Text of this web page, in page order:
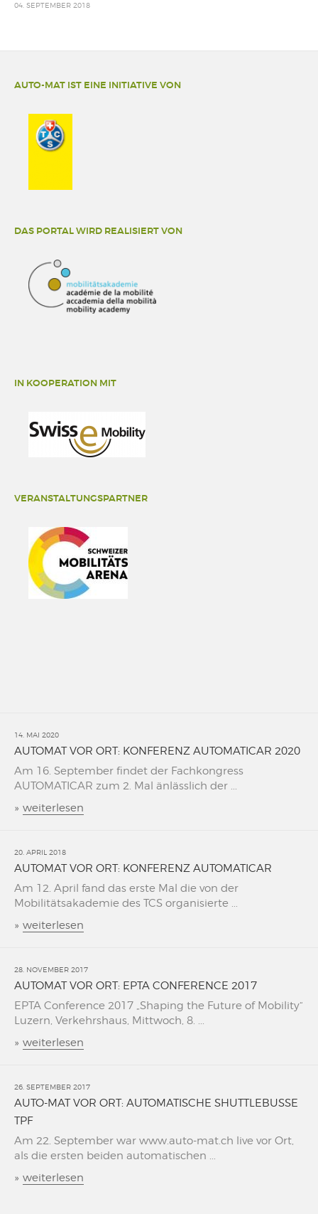
04. SEPTEMBER 2018
AUTO-MAT IST EINE INITIATIVE VON
DAS PORTAL WIRD REALISIERT VON
IN KOOPERATION MIT
VERANSTALTUNGSPARTNER
14. MAI 2020
AUTOMAT VOR ORT: KONFERENZ AUTOMATICAR 2020
Am 16. September findet der Fachkongress
AUTOMATICAR zum 2. Mal änlässlich der ...
» weiterlesen
20. APRIL 2018
AUTOMAT VOR ORT: KONFERENZ AUTOMATICAR
Am 12. April fand das erste Mal die von der
Mobilitätsakademie des TCS organisierte ...
» weiterlesen
28. NOVEMBER 2017
AUTOMAT VOR ORT: EPTA CONFERENCE 2017
EPTA Conference 2017 „Shaping the Future of Mobility“
Luzern, Verkehrshaus, Mittwoch, 8. ...
» weiterlesen
26. SEPTEMBER 2017
AUTO-MAT VOR ORT: AUTOMATISCHE SHUTTLEBUSSE
TPF
Am 22. September war www.auto-mat.ch live vor Ort,
als die ersten beiden automatischen ...
» weiterlesen